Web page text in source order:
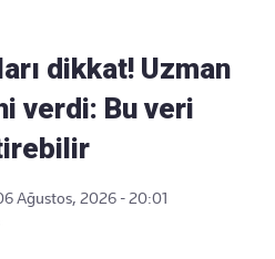
dikkat! Uzman
verdi: Bu veri
Ağustos, 2026 - 20:01